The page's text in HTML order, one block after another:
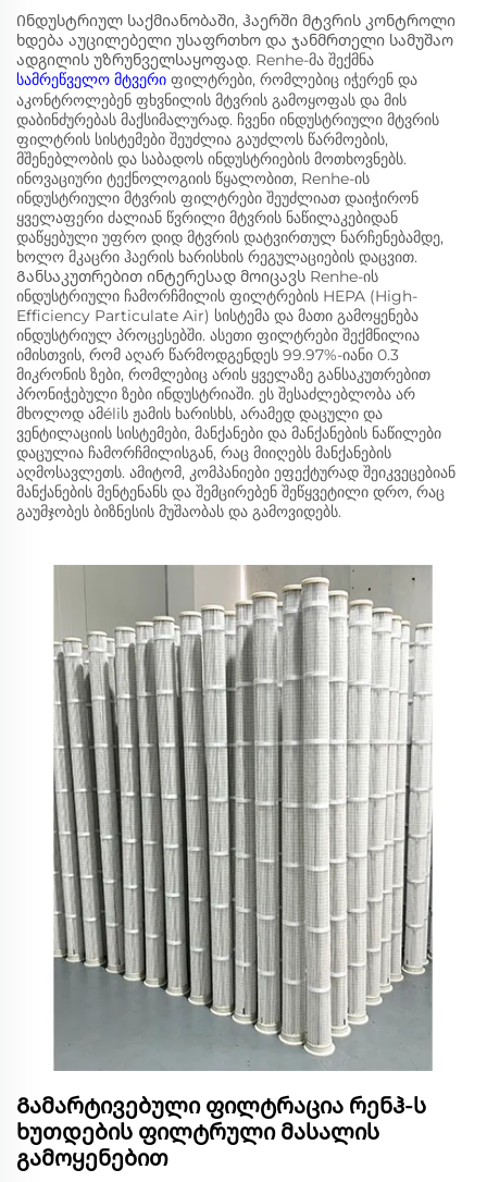
Ინდუსტრიულ საქმიანობაში, ჰაერში მტვრის კონტროლი
ხდება აუცილებელი უსაფრთხო და ჯანმრთელი სამუშაო
ადგილის უზრუნველსაყოფად. Renhe-მა შექმნა
სამრეწველო მტვერი ფილტრები, რომლებიც იჭერენ და
აკონტროლებენ ფხვნილის მტვრის გამოყოფას და მის
დაბინძურებას მაქსიმალურად. ჩვენი ინდუსტრიული მტვრის
ფილტრის სისტემები შეუძლია გაუძლოს წარმოების,
მშენებლობის და საბადოს ინდუსტრიების მოთხოვნებს.
ინოვაციური ტექნოლოგიის წყალობით, Renhe-ის
ინდუსტრიული მტვრის ფილტრები შეუძლიათ დაიჭირონ
ყველაფერი ძალიან წვრილი მტვრის ნაწილაკებიდან
დაწყებული უფრო დიდ მტვრის დატვირთულ ნარჩენებამდე,
ხოლო მკაცრი ჰაერის ხარისხის რეგულაციების დაცვით.
Განსაკუთრებით ინტერესად მოიცავს Renhe-ის
ინდუსტრიული ჩამორჩმილის ფილტრების HEPA (High-
Efficiency Particulate Air) სისტემა და მათი გამოყენება
ინდუსტრიულ პროცესებში. ასეთი ფილტრები შექმნილია
იმისთვის, რომ აღარ წარმოდგენდეს 99.97%-იანი 0.3
მიკრონის ზები, რომლებიც არის ყველაზე განსაკუთრებით
პრონიჭებული ზები ინდუსტრიაში. ეს შესაძლებლობა არ
მხოლოდ ამéliს ჟამის ხარისხს, არამედ დაცული და
ვენტილაციის სისტემები, მანქანები და მანქანების ნაწილები
დაცულია ჩამორჩმილისგან, რაც მიიღებს მანქანების
აღმოსავლეთს. ამიტომ, კომპანიები ეფექტურად შეიკვეცებიან
მანქანების მენტენანს და შემცირებენ შეწყვეტილი დრო, რაც
გაუმჯობეს ბიზნესის მუშაობას და გამოვიდებს.
Გამარტივებული ფილტრაცია რენჰ-ს
ხუთდების ფილტრული მასალის
გამოყენებით